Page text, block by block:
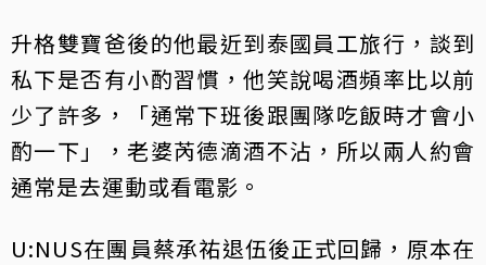
升格雙寶爸後的他最近到泰國員工旅行，談到
私下是否有小酌習慣，他笑說喝酒頻率比以前
少了許多，「通常下班後跟團隊吃飯時才會小
酌一下」，老婆芮德滴酒不沾，所以兩人約會
通常是去運動或看電影。
U:NUS在團員蔡承祐退伍後正式回歸，原本在